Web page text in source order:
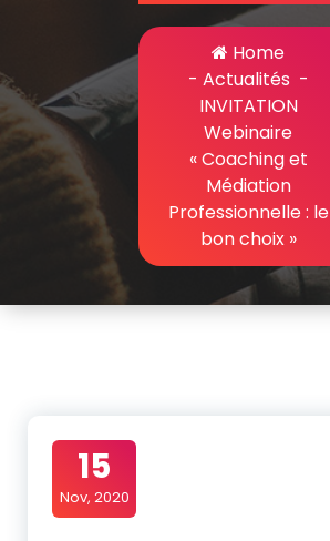
Home
- Actualités-
INVITATION
Webinaire
« Coaching et
Médiation
Professionnelle : le
bon choix »
15
Nov, 2020